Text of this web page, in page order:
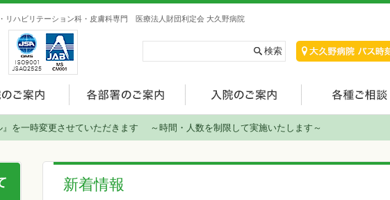
リハビリテーション科・皮膚科専門 医療法人財団利定会 大久野病院
』を一時変更させていただきます ～時間・人数を制限して実施いたします～
新着情報